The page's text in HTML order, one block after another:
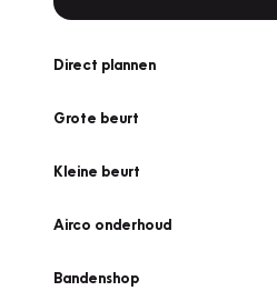
Direct plannen
Grote beurt
Kleine beurt
Airco onderhoud
Bandenshop